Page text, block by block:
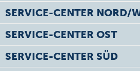
SERVICE-CENTER NORD/
SERVICE-CENTER OST
SERVICE-CENTER SÜD